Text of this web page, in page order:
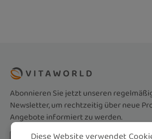
Abonnieren Sie jetzt unseren
Newsletter, um rechtzeitig über neue
Angebote informiert zu werden.